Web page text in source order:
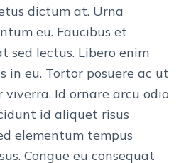
dictum at. Urna
eu. Faucibus et
sed lectus. Libero enim
in eu. Tortor posuere ac ut
viverra. Id ornare arcu odio
id aliquet risus
elementum tempus
Congue eu consequat